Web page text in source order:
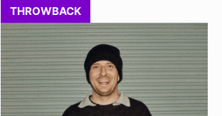
THROWBACK